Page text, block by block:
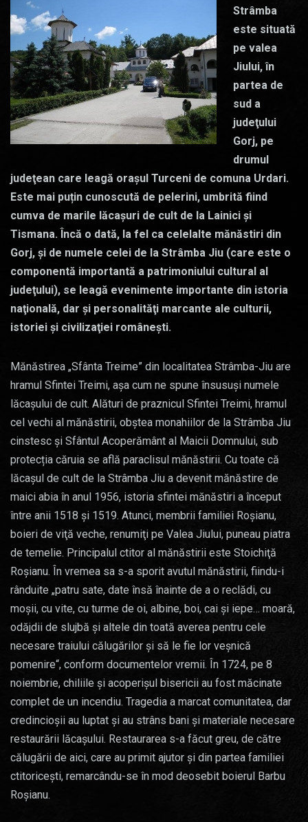
Strâmba
este situată
pe valea
Jiului, în
partea de
sud a
judeţului
Gorj, pe
drumul
judeţean care leagă oraşul Turceni de comuna Urdari.
Este mai puțin cunoscută de pelerini, umbrită fiind
cumva de marile lăcașuri de cult de la Lainici și
Tismana. Încă o dată, la fel ca celelalte mănăstiri din
Gorj, și de numele celei de la Strâmba Jiu (care este o
componentă importantă a patrimoniului cultural al
judeţului), se leagă evenimente importante din istoria
naţională, dar şi personalităţi marcante ale culturii,
istoriei şi civilizaţiei româneşti.
Mănăstirea „Sfânta Treime” din localitatea Strâmba-Jiu are
hramul Sfintei Treimi, așa cum ne spune însusuși numele
lăcașului de cult. Alături de praznicul Sfintei Treimi, hramul
cel vechi al mănăstirii, obştea monahiilor de la Strâmba Jiu
cinstesc şi Sfântul Acoperământ al Maicii Domnului, sub
protecția căruia se află paraclisul mănăstirii. Cu toate că
lăcașul de cult de la Strâmba Jiu a devenit mănăstire de
maici abia în anul 1956, istoria sfintei mănăstiri a început
între anii 1518 şi 1519. Atunci, membrii familiei Roşianu,
boieri de viţă veche, renumiţi pe Valea Jiului, puneau piatra
de temelie. Principalul ctitor al mănăstirii este Stoichiţă
Roşianu. În vremea sa s-a sporit avutul mănăstirii, fiindu-i
rânduite „patru sate, date însă înainte de a o reclădi, cu
moşii, cu vite, cu turme de oi, albine, boi, cai şi iepe… moară,
odăjdii de slujbă şi altele din toată averea pentru cele
necesare traiului călugărilor şi să le fie lor veşnică
pomenire“, conform documentelor vremii. În 1724, pe 8
noiembrie, chiliile şi acoperişul bisericii au fost măcinate
complet de un incendiu. Tragedia a marcat comunitatea, dar
credincioșii au luptat și au strâns bani și materiale necesare
restaurării lăcașului. Restaurarea s-a făcut greu, de către
călugării de aici, care au primit ajutor şi din partea familiei
ctitoriceşti, remarcându-se în mod deosebit boierul Barbu
Roşianu.